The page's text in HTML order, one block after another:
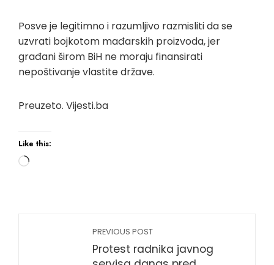
Posve je legitimno i razumljivo razmisliti da se
uzvrati bojkotom mađarskih proizvoda, jer
građani širom BiH ne moraju finansirati
nepoštivanje vlastite države.
Preuzeto. Vijesti.ba
Like this:
Loading…
PREVIOUS POST
Protest radnika javnog